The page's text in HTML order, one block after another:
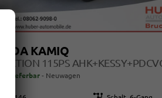
KAMIQ
lieferbar Neuwagen